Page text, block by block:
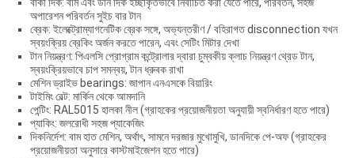
বাঁকা দিক: বাম এবং ডান দিক ইচ্ছাকৃতভাবে নির্বাচিত করা যেতে পারে, পরিবর্তন, সহজ
অপারেশন পরিবর্তন সুইচ বার টান
ব্রেক: ইলেক্ট্রোম্যাগনেটিক ব্রেক সঙ্গে, অভ্যন্তরীণ / বহিরাগত disconnection যখন
স্বয়ংক্রিয় ব্রেকিং অর্জন করতে পারেন, এবং সেটিং মিটার দেখা
টান নিয়ন্ত্রণ: পিএলসি প্রোগ্রাম কন্ট্রোলার দ্বারা চুম্বকীয় ক্লাচ নিয়ন্ত্রণ থ্রেড টান,
স্বয়ংক্রিয়ভাবে চাপ সমন্বয়, টান ধ্রুবক রাখা
মেশিন ড্রাইভ bearings: জাপান এনএসকে বিয়ারিং
টাইমিং বেল্ট: মার্কিন থেকে আমদানি
পেন্টিং: RAL5015 হালকা নীল (গ্রাহকের প্রয়োজনীয়তা অনুযায়ী স্বনির্ধারণ হতে পারে)
প্যাকিং: জলরোধী সহজ প্যাকেজিং
দিকনির্দেশ: বাম হাত মেশিন, অর্থাৎ, সামনে দরজার মুখোমুখি, ডানদিকে পে-অফ (গ্রাহকের
প্রয়োজনীয়তা অনুসারে কাস্টমাইজেশন হতে পারে)